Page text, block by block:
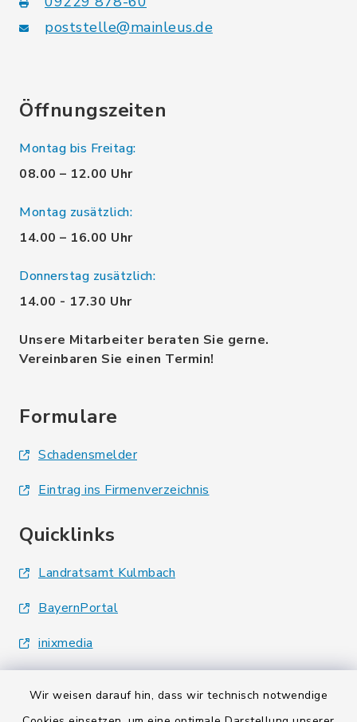
Wir weisen darauf hin, dass wir technisch notwendige
poststelle@mainleus.de
Öffnungszeiten
Montag bis Freitag:
08.00 – 12.00 Uhr
Montag zusätzlich:
14.00 – 16.00 Uhr
Donnerstag zusätzlich:
14.00 - 17.30 Uhr
Unsere Mitarbeiter beraten Sie gerne.
Vereinbaren Sie einen Termin!
Formulare
Schadensmelder
Eintrag ins Firmenverzeichnis
Quicklinks
Landratsamt Kulmbach
BayernPortal
inixmedia